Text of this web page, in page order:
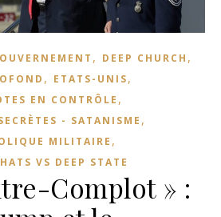
, DEEP CHURCH ,
, ETATS-UNIS,
EN CONTRÔLE ,
- SATANISME ,
MILITAIRE ,
VS DEEP STATE
Complot » :